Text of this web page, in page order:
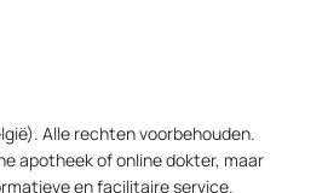
Alle rechten voorbehouden.
apotheek of online dokter, maar
en facilitaire service.